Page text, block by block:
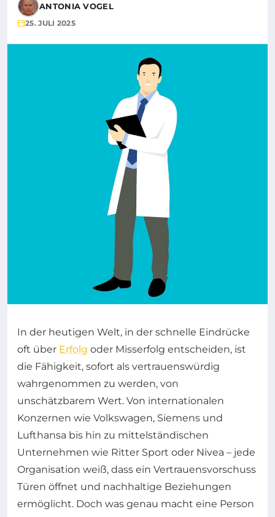
ANTONIA VOGEL
25. JULI 2025
In der heutigen Welt, in der schnelle Eindrücke
oft über Erfolg oder Misserfolg entscheiden, ist
die Fähigkeit, sofort als vertrauenswürdig
wahrgenommen zu werden, von
unschätzbarem Wert. Von internationalen
Konzernen wie Volkswagen, Siemens und
Lufthansa bis hin zu mittelständischen
Unternehmen wie Ritter Sport oder Nivea – jede
Organisation weiß, dass ein Vertrauensvorschuss
Türen öffnet und nachhaltige Beziehungen
ermöglicht. Doch was genau macht eine Person